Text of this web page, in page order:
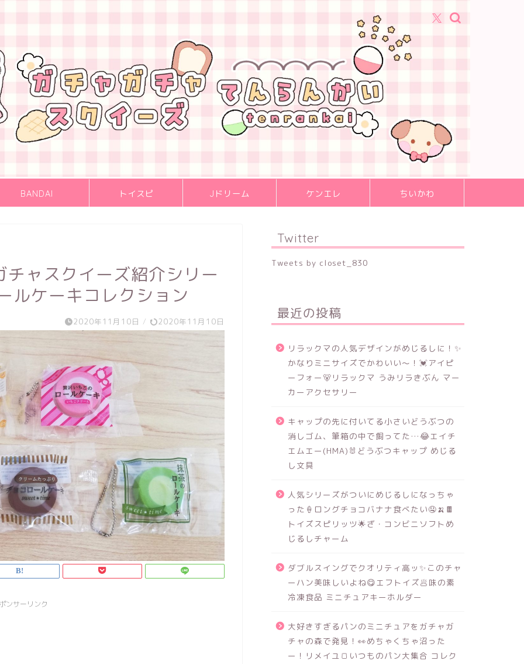
BANDAI トイスピ Jドリーム ケンエレ ちいかわ
ャスクイーズ紹介シリー
ルケーキコレクション
2020年11月10日 / 2020年11月10日
ンサーリンク
Twitter
Tweets by closet_830
最近の投稿
リラックマの人気デザインがめじるしに！✨
かなりミニサイズでかわいい～！💓アイピ
ーフォー🐻リラックマ うみリラきぶん マー
カーアクセサリー
キャップの先に付いてる小さいどうぶつの
消しゴム、筆箱の中で飼ってた…😂エイチ
エムエー(HMA)🐰どうぶつキャップ めじる
し文具
人気シリーズがついにめじるしになっちゃ
った🍦ロングチョコバナナ食べたい🤤🍌🍫
トイズスピリッツ🌟ざ・コンビニソフトめ
じるしチャーム
ダブルスイングでクオリティ高ッ✨このチャ
ーハン美味しいよね😋エフトイズ🥟味の素
冷凍食品 ミニチュアキーホルダー
大好きすぎるパンのミニチュアをガチャガ
チャの森で発見！👀めちゃくちゃ沼った
ー！リメイユ🍞いつものパン大集合 コレク